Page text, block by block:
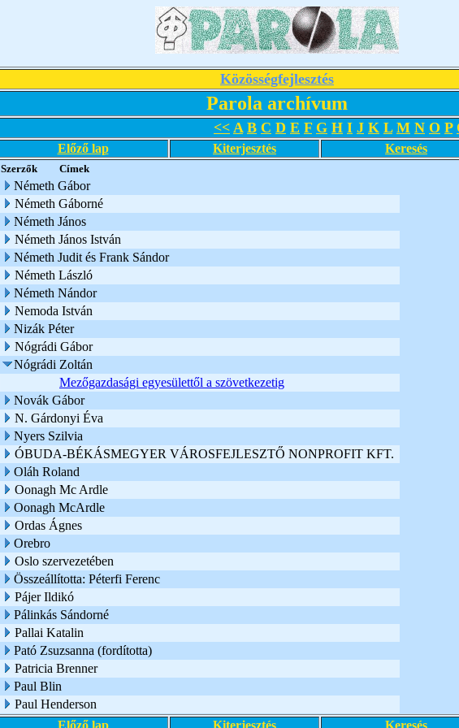
Közösségfejlesztés
Parola archívum
<< A B C D E F G H I J K L M N O P
Előző lap Kiterjesztés Keresés
Szerzők Címek
Németh Gábor
Németh Gáborné
Németh János
Németh János István
Németh Judit és Frank Sándor
Németh László
Németh Nándor
Nemoda István
Nizák Péter
Nógrádi Gábor
Nógrádi Zoltán
Mezőgazdasági egyesülettől a szövetkezetig
Novák Gábor
N. Gárdonyi Éva
Nyers Szilvia
ÓBUDA-BÉKÁSMEGYER VÁROSFEJLESZTŐ NONPROFIT KFT.
Oláh Roland
Oonagh Mc Ardle
Oonagh McArdle
Ordas Ágnes
Orebro
Oslo szervezetében
Összeállította: Péterfi Ferenc
Pájer Ildikó
Pálinkás Sándorné
Pallai Katalin
Pató Zsuzsanna (fordította)
Patricia Brenner
Paul Blin
Paul Henderson
Előző lap
Kiterjesztés Keresés